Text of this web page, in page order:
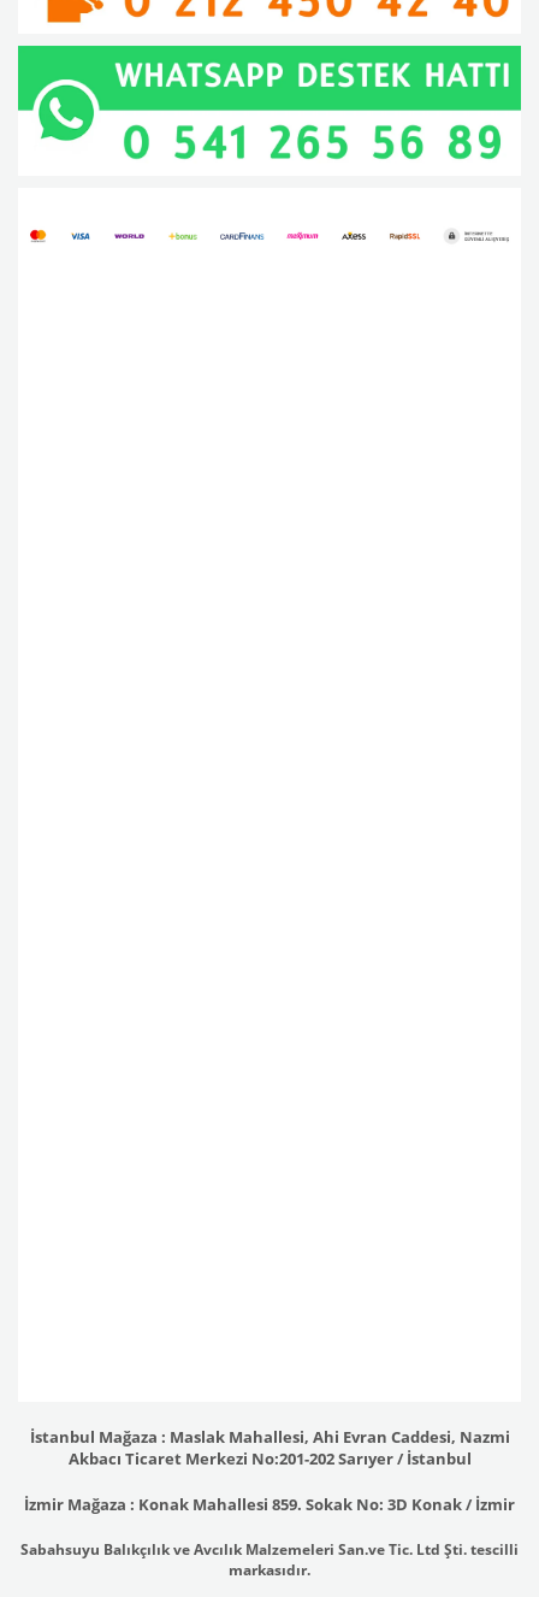
İstanbul Mağaza : Maslak Mahallesi, Ahi Evran Caddesi, Nazmi
Akbacı Ticaret Merkezi No:201-202 Sarıyer / İstanbul
İzmir Mağaza : Konak Mahallesi 859. Sokak No: 3D Konak / İzmir
Sabahsuyu Balıkçılık ve Avcılık Malzemeleri San.ve Tic. Ltd Şti. tescilli
markasıdır.